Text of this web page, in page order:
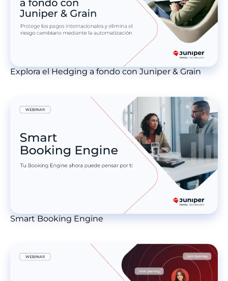
Explora el Hedging a fondo con Juniper & Grain
Smart Booking Engine